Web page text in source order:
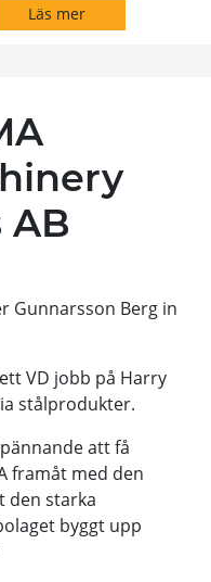
Läs mer
Gunnarsson Berg in
VD jobb på Harry
stålprodukter.
att få
framåt med den
den starka
byggt upp